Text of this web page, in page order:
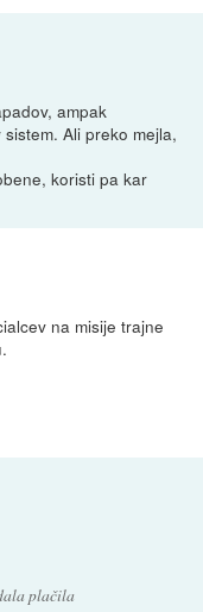
ampak
Ali preko mejla,
koristi pa kar
na misije trajne
plačila